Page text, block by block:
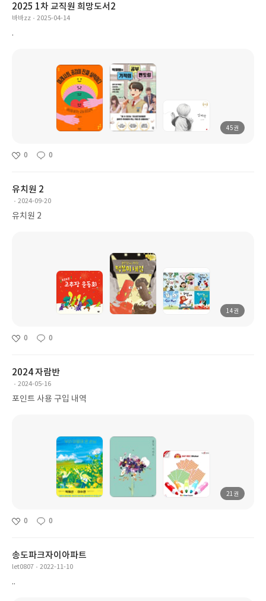
2025 1차 교직원 희망도서2
바바zz 2025-04-14
.
45권
0 0
유치원 2
2024-09-20
유치원 2
14권
0 0
2024 자람반
2024-05-16
포인트 사용 구입 내역
21권
0 0
송도파크자이아파트
let0807 2022-11-10
..